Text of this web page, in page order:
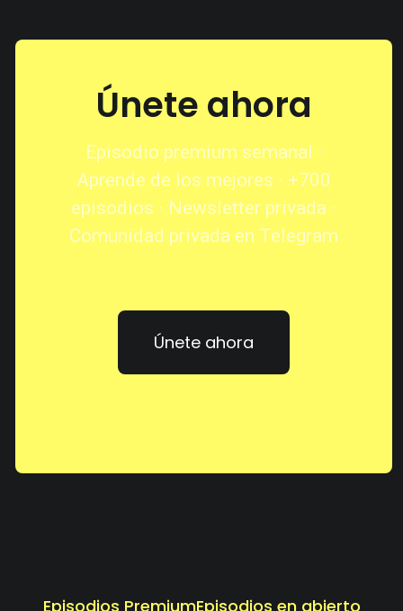
Únete ahora
Episodio premium semanal ·
Aprende de los mejores · +700
episodios · Newsletter privada ·
Comunidad privada en Telegram
Únete ahora
Episodios PremiumEpisodios en abierto